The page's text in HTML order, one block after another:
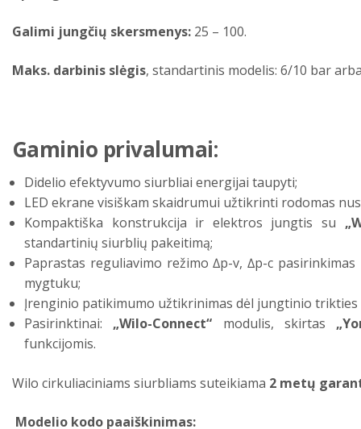
Galimi jungčių skersmenys: 25 – 100.
Maks. darbinis slėgis, standartinis modelis: 6/10 bar
Gaminio privalumai:
Didelio efektyvumo siurbliai energijai taupyti;
LED ekrane visiškam skaidrumui užtikrinti rodomas
Kompaktiška konstrukcija ir elektros jungtis su
standartinių siurblių pakeitimą;
Paprastas reguliavimo režimo ∆p-v, ∆p-c
mygtuku;
Įrenginio patikimumo užtikrinimas dėl jungtinio trikties
Pasirinktinai: „Wilo-Connect“ modulis, skirtas
funkcijomis.
Wilo cirkuliaciniams siurbliams suteikiama 2 metų
Modelio kodo paaiškinimas: